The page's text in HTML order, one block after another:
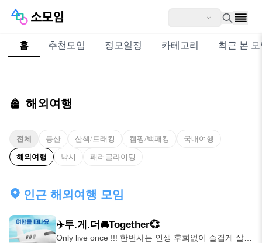
홈 추천모임 정모일정 카테고리 최근 본
해외여행
전체 등산 산책/트래킹 캠핑/백패킹 국내여행
해외여행 낚시 패러글라이딩
인근 해외여행 모임
✈️투.게.더🚘Together💞
Only live once !!! 한번사는 인생 후회없이 즐겁게 살아